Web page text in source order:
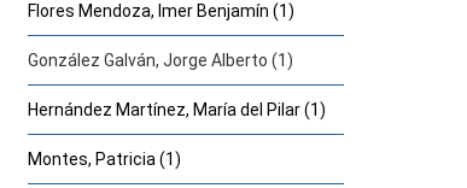
Flores Mendoza, Imer Benjamín (1)
González Galván, Jorge Alberto (1)
Hernández Martínez, María del Pilar (1)
Montes, Patricia (1)